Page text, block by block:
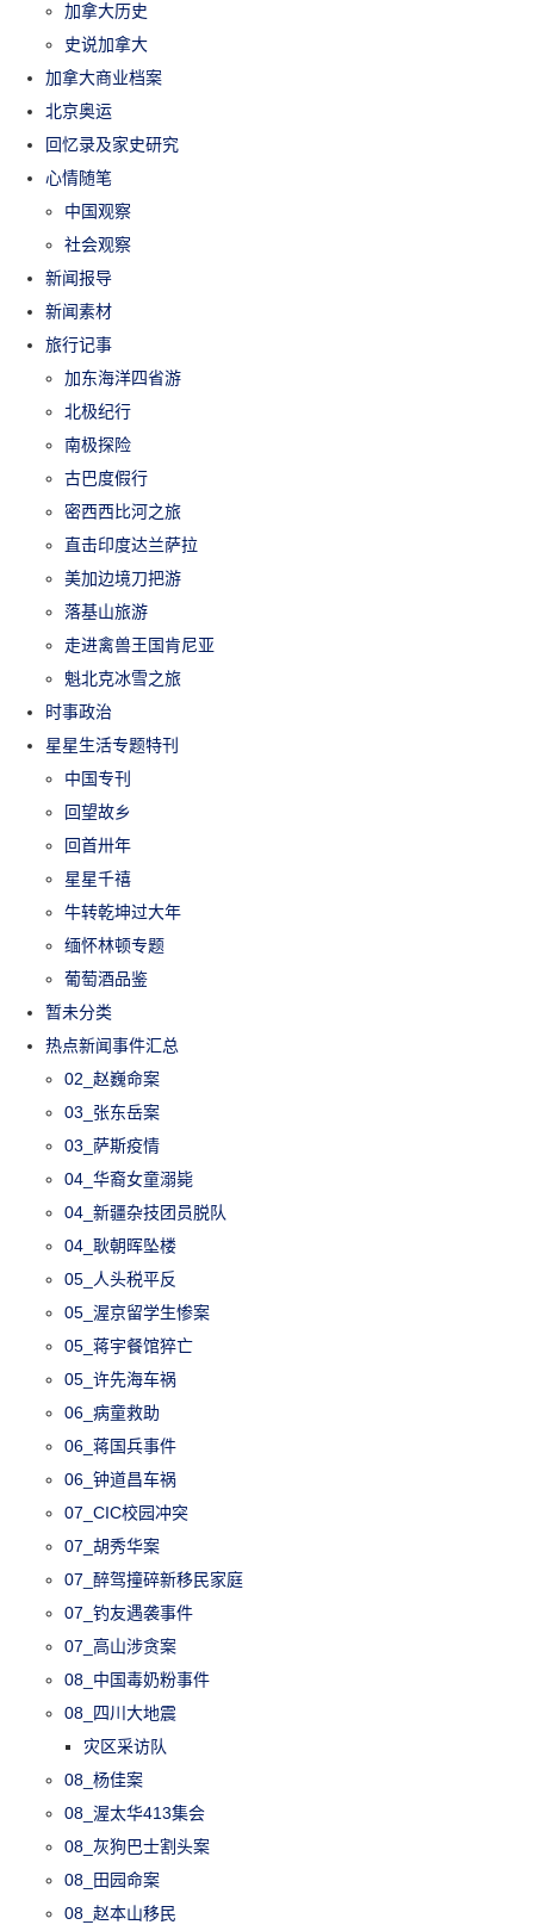
加拿大历史
史说加拿大
加拿大商业档案
北京奥运
回忆录及家史研究
心情随笔
中国观察
社会观察
新闻报导
新闻素材
旅行记事
加东海洋四省游
北极纪行
南极探险
古巴度假行
密西西比河之旅
直击印度达兰萨拉
美加边境刀把游
落基山旅游
走进禽兽王国肯尼亚
魁北克冰雪之旅
时事政治
星星生活专题特刊
中国专刊
回望故乡
回首卅年
星星千禧
牛转乾坤过大年
缅怀林顿专题
葡萄酒品鉴
暂未分类
热点新闻事件汇总
02_赵巍命案
03_张东岳案
03_萨斯疫情
04_华裔女童溺毙
04_新疆杂技团员脱队
04_耿朝晖坠楼
05_人头税平反
05_渥京留学生惨案
05_蒋宇餐馆猝亡
05_许先海车祸
06_病童救助
06_蒋国兵事件
06_钟道昌车祸
07_CIC校园冲突
07_胡秀华案
07_醉驾撞碎新移民家庭
07_钓友遇袭事件
07_高山涉贪案
08_中国毒奶粉事件
08_四川大地震
灾区采访队
08_杨佳案
08_渥太华413集会
08_灰狗巴士割头案
08_田园命案
08_赵本山移民